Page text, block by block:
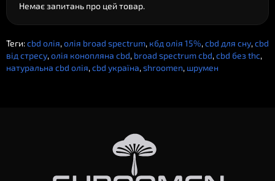
Немає запитань про цей товар.
Теги:cbd олія,олія broad spectrum, кбд олія 15%,cbd для сну,cbd
від стресу,олія конопляна cbd, broad spectrum cbd,cbd без thc,
натуральна cbd олія,cbd україна,shroomen, шрумен